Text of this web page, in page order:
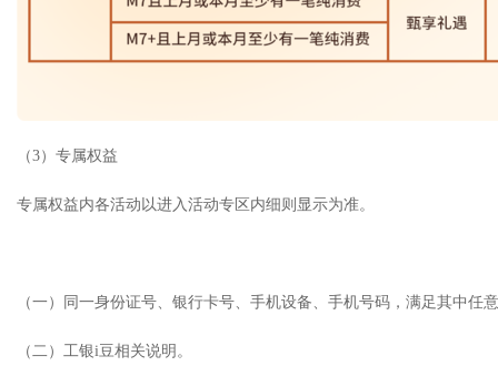
（3）专属权益
专属权益内各活动以进入活动专区内细则显示为准。
（一）同一身份证号、银行卡号、手机设备、手机号码，满足其中任
（二）工银i豆相关说明。